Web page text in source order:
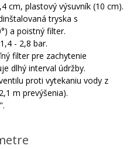
cm, plastový výsuvník (10 cm).
tryska s
a poistný filter.
- 2,8 bar.
filter pre zachytenie
dlhý interval údržby.
proti vytekaniu vody z
m prevýšenia).